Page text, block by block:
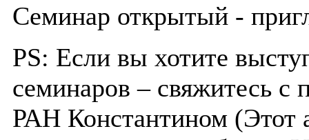
Семинар открытый -
PS: Если вы хотите
семинаров – свяжитесь
РАН Константином (Этот